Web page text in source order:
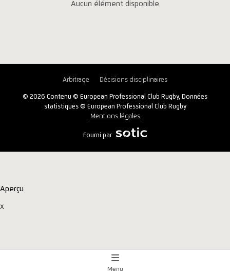
Aucun élément disponible
Arbitrage Décisions disciplinaires
© 2026 Contenu © European Professional Club Rugby, Données
statistiques © European Professional Club Rugby
Mentions légales
Fourni par
Aperçu
x
Menu